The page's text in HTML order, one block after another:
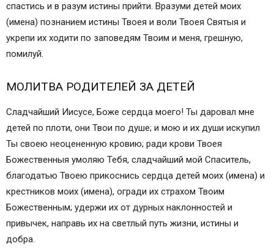
спастись и в разум истины прийти. Вразуми детей моих
(имена) познанием истины Твоея и воли Твоея Святыя и
укрепи их ходити по заповедям Твоим и меня, грешную,
помилуй.
МОЛИТВА РОДИТЕЛЕЙ ЗА ДЕТЕЙ
Сладчайший Иисусе, Боже сердца моего! Ты даровал мне
детей по плоти, они Твои по душе; и мою и их души искупил
Ты своею неоцененную кровию; ради крови Твоея
Божественныя умоляю Тебя, сладчайший мой Спаситель,
благодатью Твоею прикоснись сердца детей моих (имена) и
крестников моих (имена), огради их страхом Твоим
Божественным; удержи их от дурных наклонностей и
привычек, направь их на светлый путь жизни, истины и
добра.